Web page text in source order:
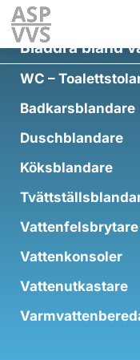
Bläddra bland
WC –
Badkarsblandare
Duschblandare
Köksblandare
Vattenfelsbrytare
Vattenkonsoler
Vattenutkastare